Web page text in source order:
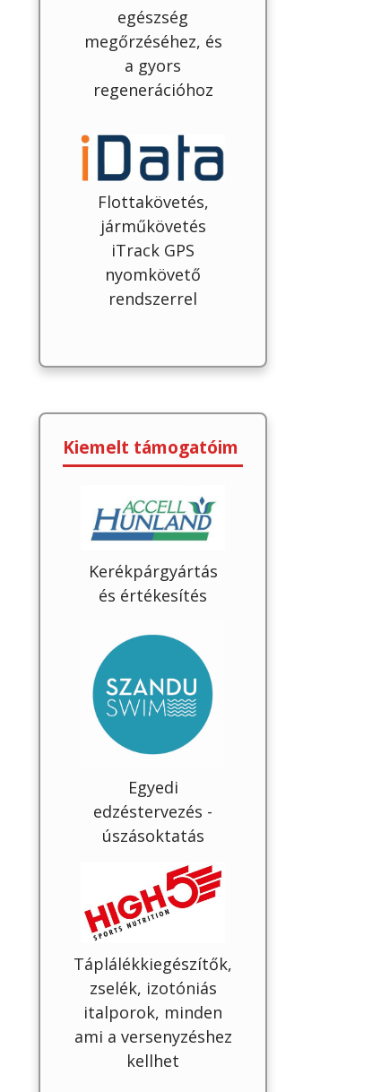
egészség
megőrzéséhez, és
a gyors
regenerációhoz
Flottakövetés,
járműkövetés
iTrack GPS
nyomkövető
rendszerrel
Kiemelt támogatóim
Kerékpárgyártás
és értékesítés
Egyedi
edzéstervezés -
úszásoktatás
Táplálékkiegészítők,
zselék, izotóniás
italporok, minden
ami a versenyzéshez
kellhet